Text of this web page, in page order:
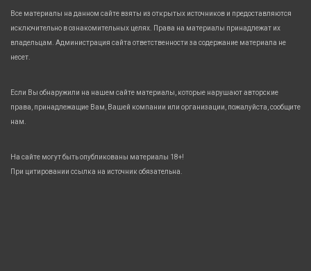
Все материалы на данном сайте взяты из открытых источников и предоставляются
исключительно в ознакомительных целях. Права на материалы принадлежат их
владельцам. Администрация сайта ответственности за содержание материала не
несет.
Если Вы обнаружили на нашем сайте материалы, которые нарушают авторские
права, принадлежащие Вам, Вашей компании или организации, пожалуйста, сообщите
нам.
На сайте могут быть опубликованы материалы 18+!
При цитировании ссылка на источник обязательна.